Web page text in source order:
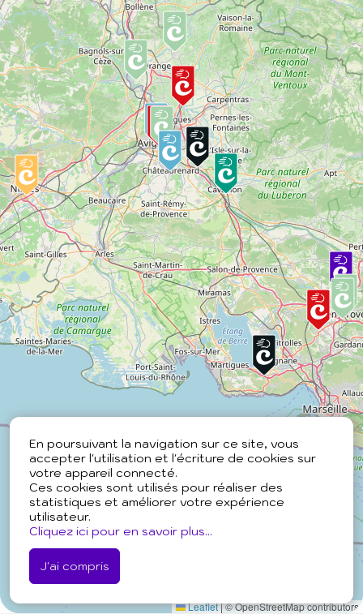
En poursuivant la navigation sur ce site, vous
accepter l'utilisation et l'écriture de cookies sur
votre appareil connecté.
Ces cookies sont utilisés pour réaliser des
statistiques et améliorer votre expérience
utilisateur.
Cliquez ici pour en savoir plus...
J'ai compris
Leaflet|© OpenStreetMap contributors